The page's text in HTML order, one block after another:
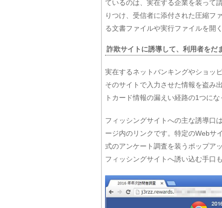
ているのは、実在する企業を装って
りつけ、受信者に添付された圧縮フ
る文書ファイルや実行ファイルを開
詐欺サイトに誘導して、利用者をだ
実在するネットバンキングやショッ
そのサイトで入力させた情報を盗み
トカード情報の漏えい経路の1つに
フィッシングサイトへの主な誘導口
ージ内のリンクです。特定のWebサ
式のアンケート調査を装うポップア
フィッシングサイトへ誘い込む手口